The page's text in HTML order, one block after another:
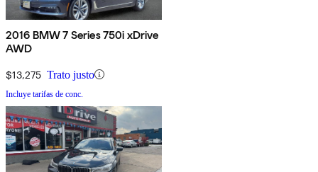
2016 BMW 7 Series 750i xDrive
AWD
$13,275 Trato justo
Incluye tarifas de conc.